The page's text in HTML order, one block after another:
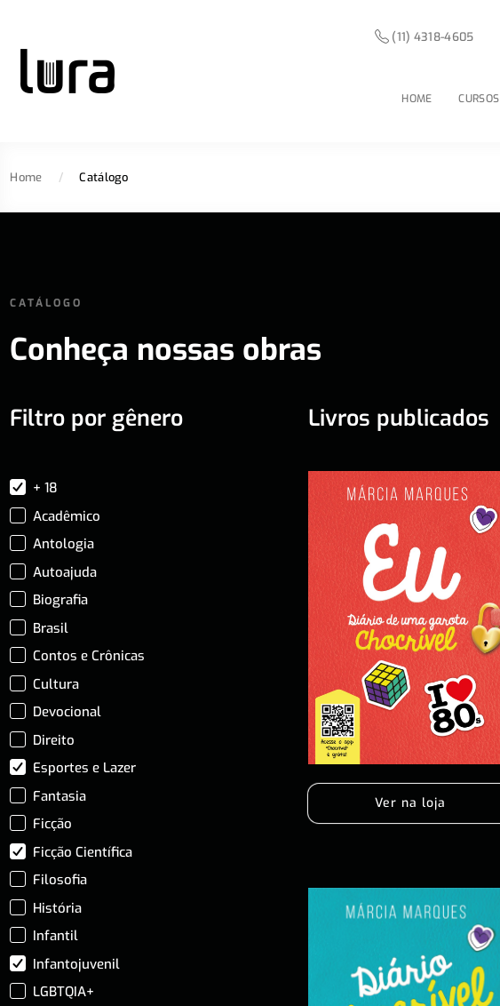
HOME CURSOS
(11) 4318-4605
Home / Catálogo
CATÁLOGO
Conheça nossas obras
Filtro por gênero
+ 18
Acadêmico
Antologia
Autoajuda
Biografia
Brasil
Contos e Crônicas
Cultura
Devocional
Direito
Esportes e Lazer
Fantasia
Ficção
Ficção Científica
Filosofia
História
Infantil
Infantojuvenil
LGBTQIA+
Livros publicados
Ver na loja